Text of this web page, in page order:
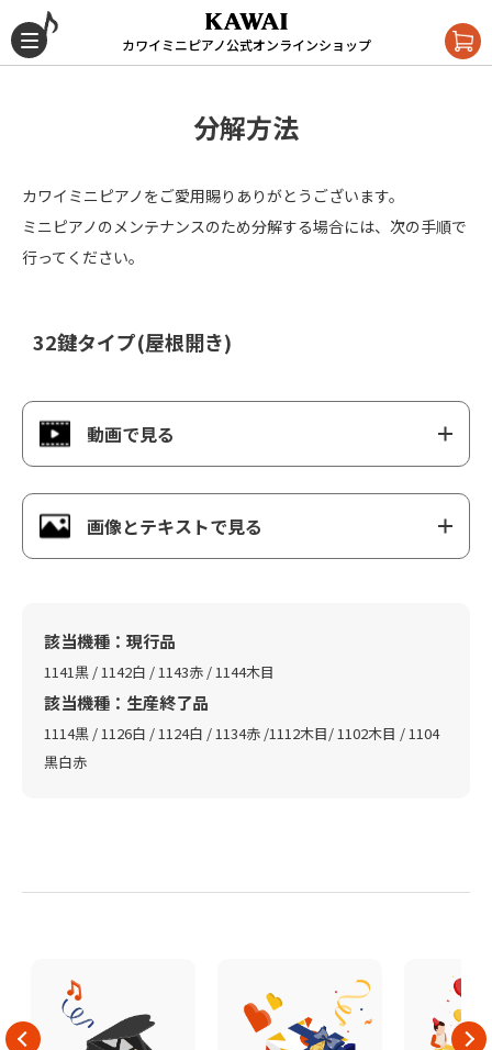
カワイミニピアノ公式オンラインショップ
分解方法
カワイミニピアノをご愛用賜りありがとうございます。
ミニピアノのメンテナンスのため分解する場合には、次の手順で
行ってください。
32鍵タイプ(屋根開き)
動画で見る
画像とテキストで見る
該当機種：現行品
1141黒 / 1142白 / 1143赤 / 1144木目
該当機種：生産終了品
1114黒 / 1126白 / 1124白 / 1134赤 /1112木目/ 1102木目 / 1104
黒白赤